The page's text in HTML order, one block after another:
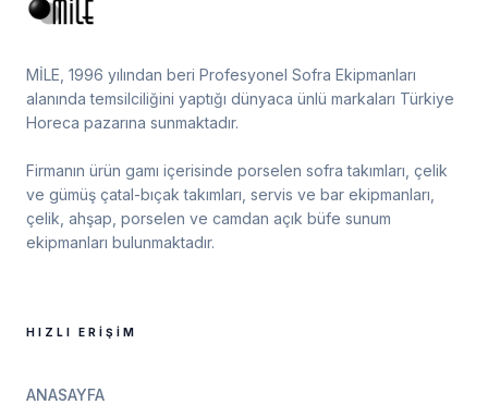
MİLE, 1996 yılından beri Profesyonel Sofra Ekipmanları
alanında temsilciliğini yaptığı dünyaca ünlü markaları Türkiye
Horeca pazarına sunmaktadır.
Firmanın ürün gamı içerisinde porselen sofra takımları, çelik
ve gümüş çatal-bıçak takımları, servis ve bar ekipmanları,
çelik, ahşap, porselen ve camdan açık büfe sunum
ekipmanları bulunmaktadır.
HIZLI ERIŞIM
ANASAYFA